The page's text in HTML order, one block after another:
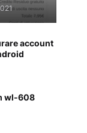
account
wl-608